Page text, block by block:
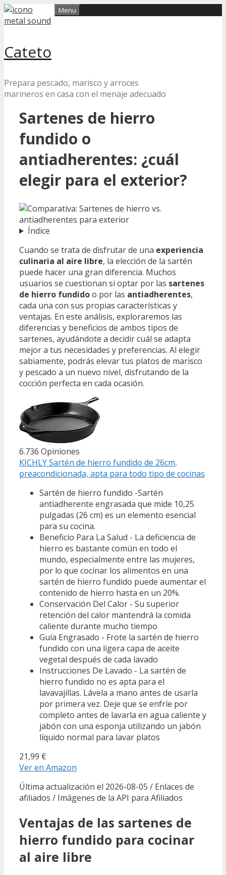
Skip
to
Cateto
Prepara pescado, marisco y arroces
marineros en casa con el menaje adecuado
Menu
Sartenes de hierro
fundido o
antiadherentes: ¿cuál
elegir para el exterior?
Índice
Cuando se trata de disfrutar de una experiencia
culinaria al aire libre, la elección de la sartén
puede hacer una gran diferencia. Muchos
usuarios se cuestionan si optar por las sartenes
de hierro fundidoo por las antiadherentes,
cada una con sus propias características y
ventajas. En este análisis, exploraremos las
diferencias y beneficios de ambos tipos de
sartenes, ayudándote a decidir cuál se adapta
mejor a tus necesidades y preferencias. Al elegir
sabiamente, podrás elevar tus platos de marisco
y pescado a un nuevo nivel, disfrutando de la
cocción perfecta en cada ocasión.
6.736 Opiniones
KICHLY Sartén de hierro fundido de 26cm,
preacondicionada, apta para todo tipo de cocinas
Sartén de hierro fundido -Sartén
antiadherente engrasada que mide 10,25
pulgadas (26 cm) es un elemento esencial
para su cocina.
Beneficio Para La Salud - La deficiencia de
hierro es bastante común en todo el
mundo, especialmente entre las mujeres,
por lo que cocinar los alimentos en una
sartén de hierro fundido puede aumentar el
contenido de hierro hasta en un 20%.
Conservación Del Calor - Su superior
retención del calor mantendrá la comida
caliente durante mucho tiempo
Guía Engrasado - Frote la sartén de hierro
fundido con una ligera capa de aceite
vegetal después de cada lavado
Instrucciones De Lavado - La sartén de
hierro fundido no es apta para el
lavavajillas. Lávela a mano antes de usarla
por primera vez. Deje que se enfríe por
completo antes de lavarla en agua caliente y
jabón con una esponja utilizando un jabón
líquido normal para lavar platos
21,99 €
Ver en Amazon
Última actualización el 2026-08-05 / Enlaces de
afiliados / Imágenes de la API para Afiliados
Ventajas de las sartenes de
hierro fundido para cocinar
al aire libre